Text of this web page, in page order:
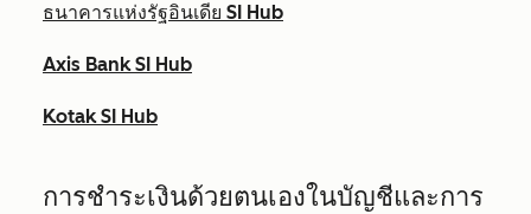
ธนาคารแห่งรัฐอินเดีย SI Hub
Axis Bank SI Hub
Kotak SI Hub
การชำระเงินด้วยตนเองในบัญชีและการ